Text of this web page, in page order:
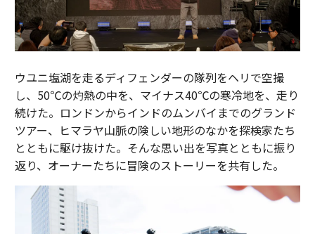
ウユニ塩湖を走るディフェンダーの隊列をヘリで空撮
し、50℃の灼熱の中を、マイナス40℃の寒冷地を、走り
続けた。ロンドンからインドのムンバイまでのグランド
ツアー、ヒマラヤ山脈の険しい地形のなかを探検家たち
とともに駆け抜けた。そんな思い出を写真とともに振り
返り、オーナーたちに冒険のストーリーを共有した。